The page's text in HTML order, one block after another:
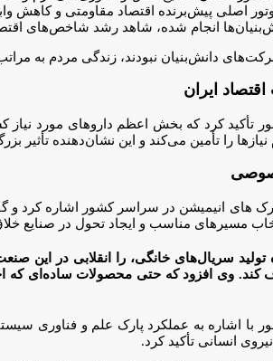
اصلی پیش‌برنده اقتصاد مقاومتی و کاهش
انجام شده، شاهد رشد شاخص‌های
دانش‌بنیان نبودند، زندگی مردم به
ایران
تأکید کرد که بخش اعظم داروهای مورد نیاز
نیازها را تأمین می‌کند و این نشان‌دهنده
پارک های انیمیشن در سراسر کشور اشاره
مسیرهای مناسب و ایجاد تحول در صنایع
سریال‌های خانگی، را انقلابی در این
وی افزود که حتی محصولات ساده‌ای که
انسانی تأکید کرد.